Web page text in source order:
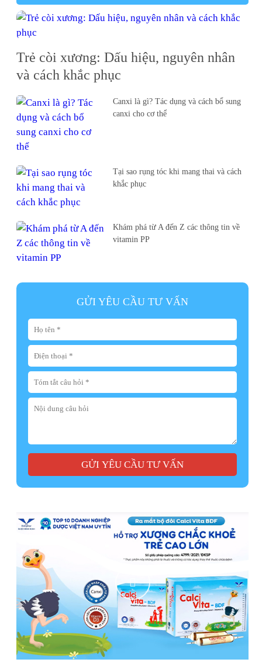
Trẻ còi xương: Dấu hiệu, nguyên nhân
và cách khắc phục
Canxi là gì? Tác dụng và cách bổ sung
canxi cho cơ thể
Tại sao rụng tóc khi mang thai và cách
khắc phục
Khám phá từ A đến Z các thông tin về
vitamin PP
GỬI YÊU CẦU TƯ VẤN
GỬI YÊU CẦU TƯ VẤN